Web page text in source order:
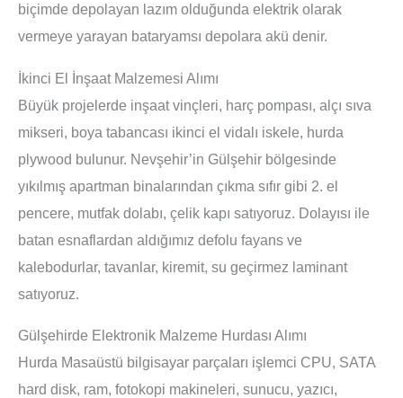
biçimde depolayan lazım olduğunda elektrik olarak
vermeye yarayan bataryamsı depolara akü denir.
İkinci El İnşaat Malzemesi Alımı
Büyük projelerde inşaat vinçleri, harç pompası, alçı sıva
mikseri, boya tabancası ikinci el vidalı iskele, hurda
plywood bulunur. Nevşehir’in Gülşehir bölgesinde
yıkılmış apartman binalarından çıkma sıfır gibi 2. el
pencere, mutfak dolabı, çelik kapı satıyoruz. Dolayısı ile
batan esnaflardan aldığımız defolu fayans ve
kalebodurlar, tavanlar, kiremit, su geçirmez laminant
satıyoruz.
Gülşehirde Elektronik Malzeme Hurdası Alımı
Hurda Masaüstü bilgisayar parçaları işlemci CPU, SATA
hard disk, ram, fotokopi makineleri, sunucu, yazıcı,